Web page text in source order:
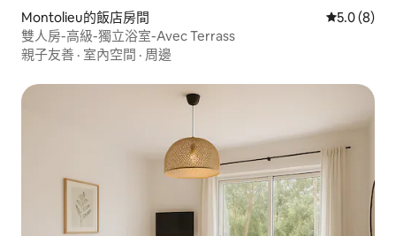
Montolieu的飯店房間 從 8 則評
5.0 (8)
雙人房-高級-獨立浴室-Avec Terrass
親子友善 · 室內空間 · 周邊